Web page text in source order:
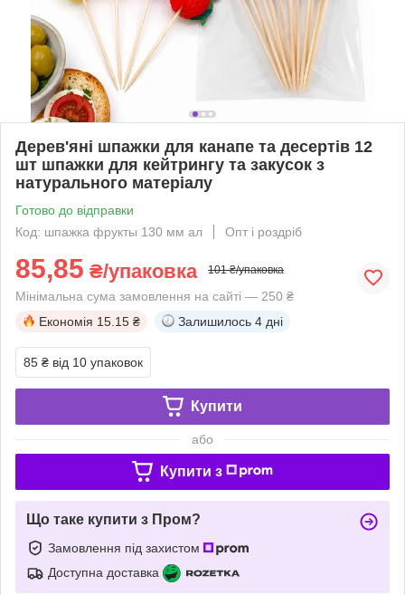
Дерев'яні шпажки для канапе та десертів 12
шт шпажки для кейтрингу та закусок з
натурального матеріалу
Готово до відправки
Код: шпажка фрукты 130 мм ал
Опт і роздріб
85,85 ₴/упаковка 101 ₴/упаковка
Мінімальна сума замовлення на сайті — 250 ₴
Економія 15.15 ₴ Залишилось 4 дні
85 ₴ від 10 упаковок
Купити
або
Купити з
Що таке купити з Пром?
Замовлення під захистом
Доступна доставка